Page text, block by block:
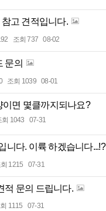
고 견적입니다.
조회 737 08-02
문의
조회 1039 08-01
이면 몇클까지되나요?
회 1043 07-31
니다. 이륙 하겠습니다...!?
1215 07-31
적 문의 드립니다.
1115 07-31